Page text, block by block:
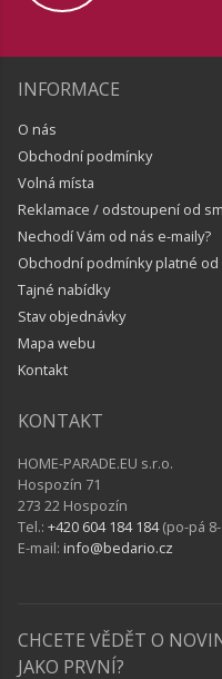
INFORMACE
O nás
Obchodní podmínky
Volná místa
Reklamace / odstoupení od
Nechodí Vám od nás e-maily?
Obchodní podmínky platné od
Tajné nabídky
Stav objednávky
Mapa webu
Kontakt
KONTAKT
HOME-PARADE.EU s.r.o.
Hospozín 71
273 22 Hospozín
Tel.: +420 604 184 184(po-pá
E-mail: info@bedario.cz
CHCETE VĚDĚT O
JAKO PRVNÍ?